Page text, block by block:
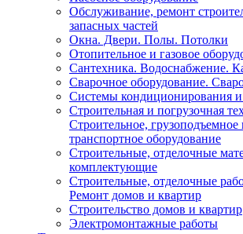
Обслуживание, ремонт
запасных частей
Окна. Двери. Полы. Потолки
Отопительное и газовое
Сантехника. Водоснабжение.
Сварочное оборудование.
Сиcтемы кондиционирования
Строительная и погрузочная
Строительное,
транспортное оборудование
Строительные, отделочные
комплектующие
Строительные, отделочные
Ремонт домов и квартир
Строительство домов и квартир
Электромонтажные работы